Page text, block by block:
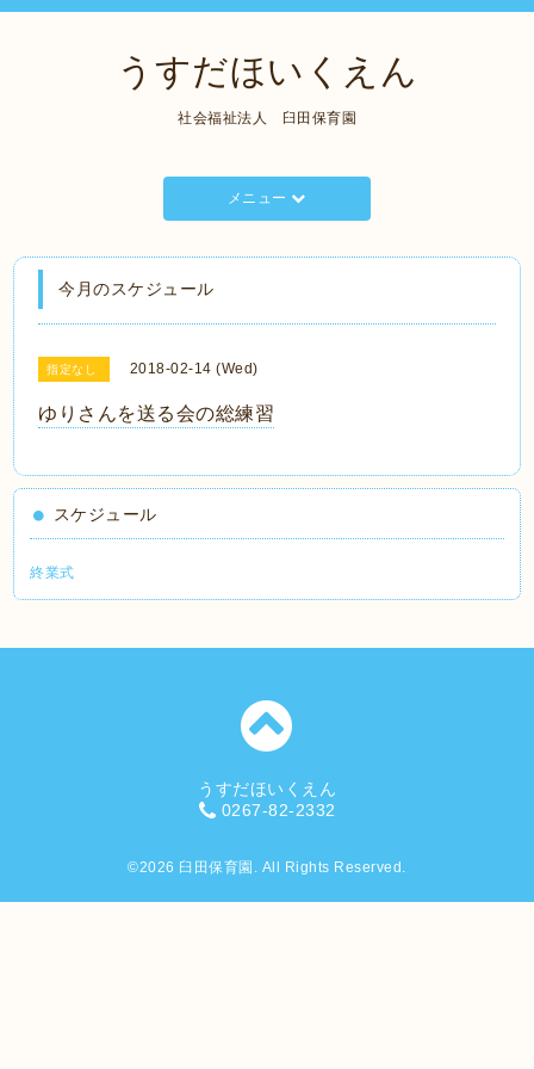
うすだほいくえん
社会福祉法人 臼田保育園
メニュー
今月のスケジュール
指定なし 2018-02-14 (Wed)
ゆりさんを送る会の総練習
スケジュール
終業式
うすだほいくえん
0267-82-2332
©2026 臼田保育園 . All Rights Reserved.